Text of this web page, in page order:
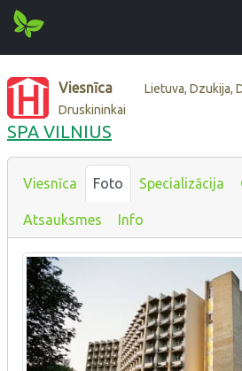
Viesnīca
Lietuva, Dzukija,
Druskininkai
SPA VILNIUS
Viesnīca Foto Specializācija
Atsauksmes Info